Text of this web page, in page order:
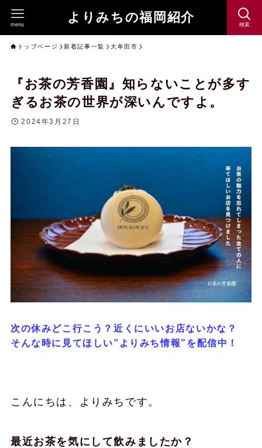
よりみちの福岡紹介 検索
menu
トップページ 新着記事一覧 大牟田市
『お茶の芳香園』知らないことが多す
ぎるお茶の世界が深いんですよ。
2024年3月27日
次の休みどこ行こう？近くにいいお店ないかな？
そんな時に見てほしい”よりみち情報”を配信中！
こんにちは、よりみちです。
最近お茶を気にして飲みましたか？